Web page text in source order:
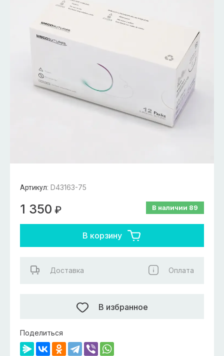
Артикул: D43163-75
В наличии 89
1 350 ₽
В корзину
В избранное
Доставка Оплата
Поделиться